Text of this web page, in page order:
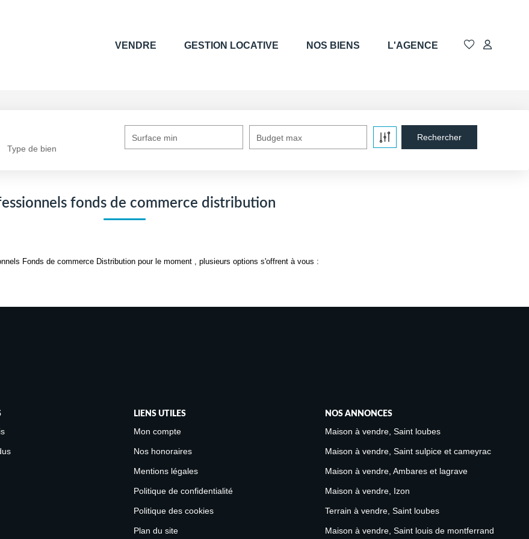
VENDRE GESTION LOCATIVE NOS BIENS L'AGENCE
Type de bien
Surface min Budget max
fonds de commerce distribution
Fonds de commerce Distribution pour le moment , plusieurs options s'offrent à vous :
LIENS UTILES
Mon compte
Nos honoraires
Mentions légales
Politique de confidentialité
Politique des cookies
Plan du site
NOS ANNONCES
Maison à vendre, Saint loubes
Maison à vendre, Saint sulpice et cameyrac
Maison à vendre, Ambares et lagrave
Maison à vendre, Izon
Terrain à vendre, Saint loubes
Maison à vendre, Saint louis de montferrand